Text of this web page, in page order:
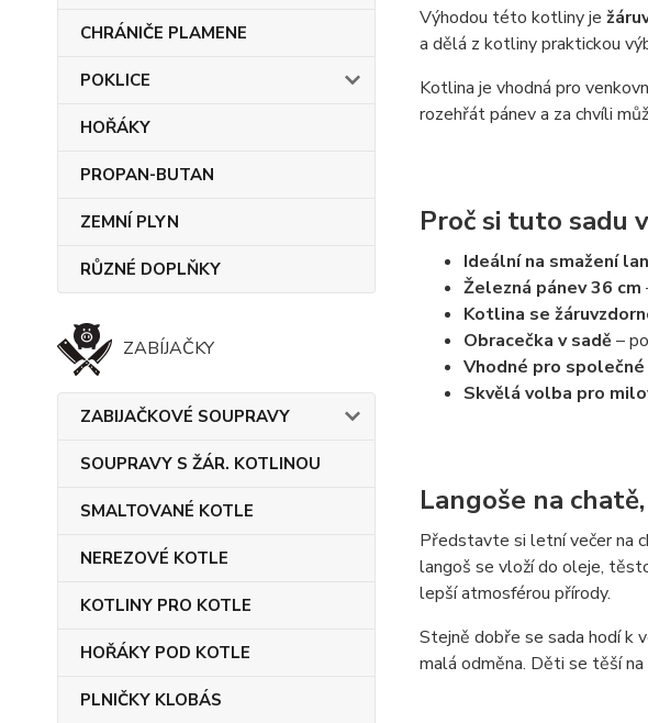
CHRÁNIČE PLAMENE
POKLICE
HOŘÁKY
PROPAN-BUTAN
ZEMNÍ PLYN
RŮZNÉ DOPLŇKY
ZABÍJAČKY
ZABIJAČKOVÉ SOUPRAVY
SOUPRAVY S ŽÁR. KOTLINOU
SMALTOVANÉ KOTLE
NEREZOVÉ KOTLE
KOTLINY PRO KOTLE
HOŘÁKY POD KOTLE
PLNIČKY KLOBÁS
Výhodou této kotliny je
a dělá z kotliny praktickou
Kotlina je vhodná pro
rozehřát pánev a za chvíli
Proč si tuto sadu
Ideální na smažení
Železná pánev 36 cm
Kotlina se
Obracečka v sadě –
Vhodné pro společné
Skvělá volba pro
Langoše na
Představte si letní večer na
langoš se vloží do oleje,
lepší atmosférou přírody.
Stejně dobře se sada hodí k
malá odměna. Děti se těší